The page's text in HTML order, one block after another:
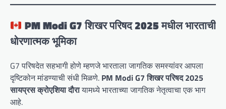
PM Modi G7 शिखर परिषद 2025 मधील भारताची
धोरणात्मक भूमिका
G7 परिषदेत सहभागी होणे म्हणजे भारताला जागतिक समस्यांवर आपला
दृष्टिकोन मांडण्याची संधी मिळणे. PM Modi G7 शिखर परिषद 2025
सायप्रस क्रोएशिया दौरायामध्ये भारताच्या जागतिक नेतृत्वाचा एक भाग
आहे.